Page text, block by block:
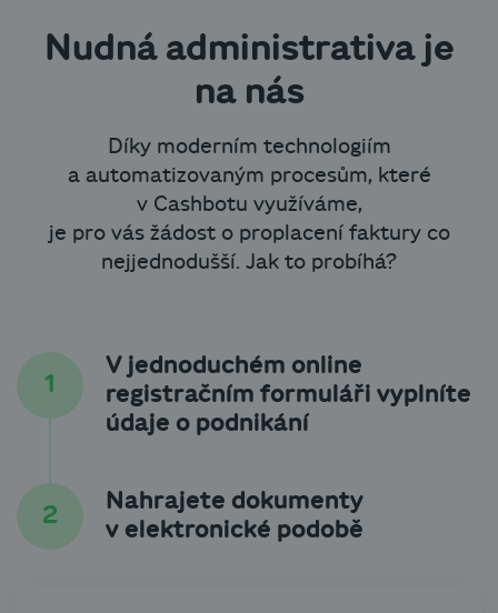
Nudná administrativa je
na nás
Díky moderním technologiím
a automatizovaným procesům, které
v Cashbotu využíváme,
je pro vás žádost o proplacení faktury co
nejjednodušší. Jak to probíhá?
V jednoduchém online
registračním formuláři vyplníte
údaje o podnikání
Nahrajete dokumenty
v elektronické podobě